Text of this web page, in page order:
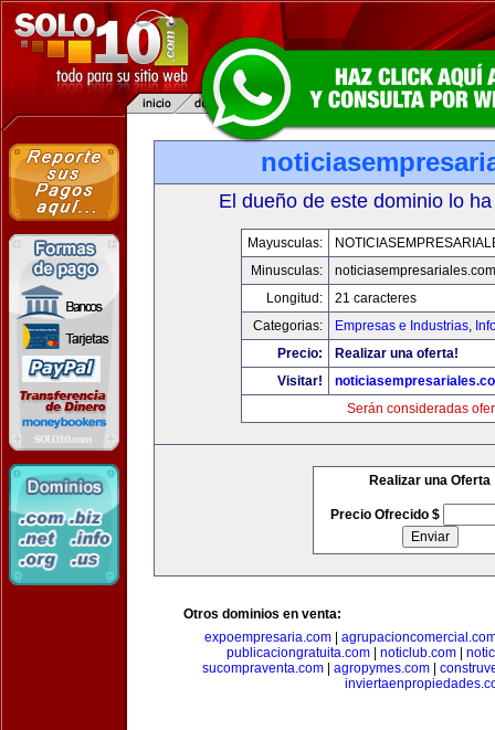
El dueño de este dominio lo
Mayusculas:
Minusculas:
noticiasempresariales.com
Longitud:
21 caracteres
Categorias:
Empresas e Industrias,
Precio:
Realizar una oferta!
Visitar!
Serán consideradas
Realizar una Oferta
Precio Ofrecido $
Otros dominios en venta:
expoempresaria.com|
publicaciongratuita.com| noticlub.com|
sucompraventa.com
agropymes.com